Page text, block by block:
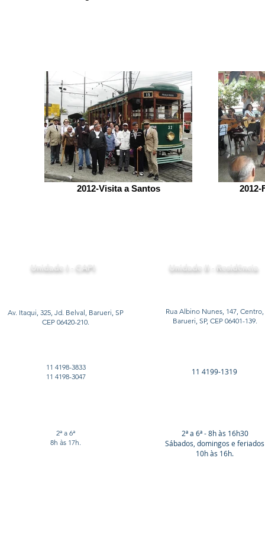
2012-Visita a Santos 2012-
Unidade I - CAPI
Av. Itaqui, 325, Jd. Belval, Barueri, SP
CEP 06420-210.
11 4198-3833
11 4198-3047
2ª a 6ª
8h às 17h.
Unidade II - Residência
Rua Albino Nunes, 147, Centro,
Barueri, SP, CEP 06401-139.
11 4199-1319
2ª a 6ª - 8h às 16h30
Sábados, domingos e feriados
10h às 16h.